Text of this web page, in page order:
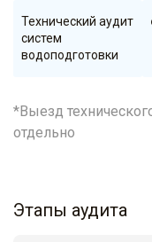
Технический аудит
систем
водоподготовки
*Выезд
отдельно
Этапы аудита